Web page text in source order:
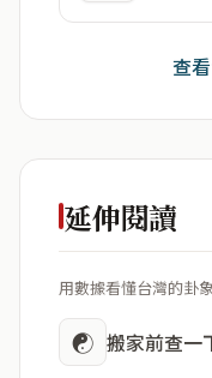
查
延伸閱讀
用數據看懂台灣的卦
☯ 搬家前查一